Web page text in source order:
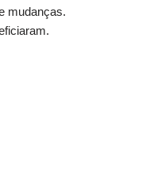
mudanças.